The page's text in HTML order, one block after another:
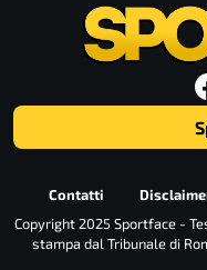
Contatti
Copyright 2025 Sportface -
stampa dal Tribunale di